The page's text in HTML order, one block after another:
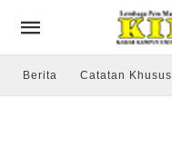
Berita Catatan Khusus